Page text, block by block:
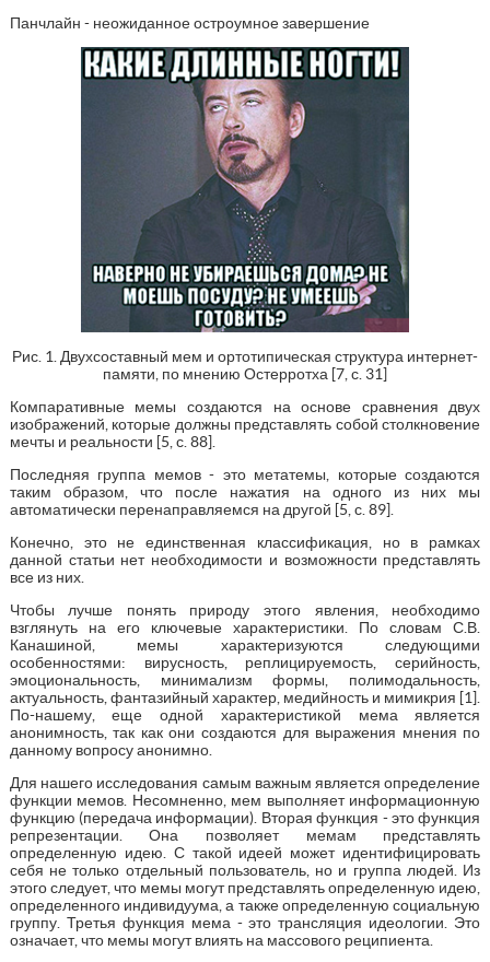
Панчлайн - неожиданное остроумное завершение
Рис. 1. Двухсоставный мем и ортотипическая структура интернет-
памяти, по мнению Остерротха [7, с. 31]
Компаративные мемы создаются на основе сравнения двух
изображений, которые должны представлять собой столкновение
мечты и реальности [5, с. 88].
Последняя группа мемов - это метатемы, которые создаются
таким образом, что после нажатия на одного из них мы
автоматически перенаправляемся на другой [5, с. 89].
Конечно, это не единственная классификация, но в рамках
данной статьи нет необходимости и возможности представлять
все из них.
Чтобы лучше понять природу этого явления, необходимо
взглянуть на его ключевые характеристики. По словам С.В.
Канашиной, мемы характеризуются следующими
особенностями: вирусность, реплицируемость, серийность,
эмоциональность, минимализм формы, полимодальность,
актуальность, фантазийный характер, медийность и мимикрия [1].
По-нашему, еще одной характеристикой мема является
анонимность, так как они создаются для выражения мнения по
данному вопросу анонимно.
Для нашего исследования самым важным является определение
функции мемов. Несомненно, мем выполняет информационную
функцию (передача информации). Вторая функция - это функция
репрезентации. Она позволяет мемам представлять
определенную идею. С такой идеей может идентифицировать
себя не только отдельный пользователь, но и группа людей. Из
этого следует, что мемы могут представлять определенную идею,
определенного индивидуума, а также определенную социальную
группу. Третья функция мема - это трансляция идеологии. Это
означает, что мемы могут влиять на массового реципиента.